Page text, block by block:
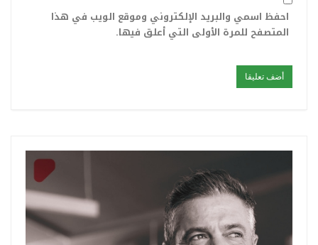
احفظ اسمي والبريد الإلكتروني وموقع الويب في هذا
المتصفح للمرة الأولى التي أعلق فيها.